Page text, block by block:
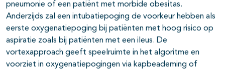
pneumonie of een patiënt met morbide obesitas.
Anderzijds zal een intubatiepoging de voorkeur hebben als
eerste oxygenatiepoging bij patiënten met hoog risico op
aspiratie zoals bij patiënten met een ileus. De
vortexapproach geeft speelruimte in het algoritme en
voorziet in oxygenatiepogingen via kapbeademing of